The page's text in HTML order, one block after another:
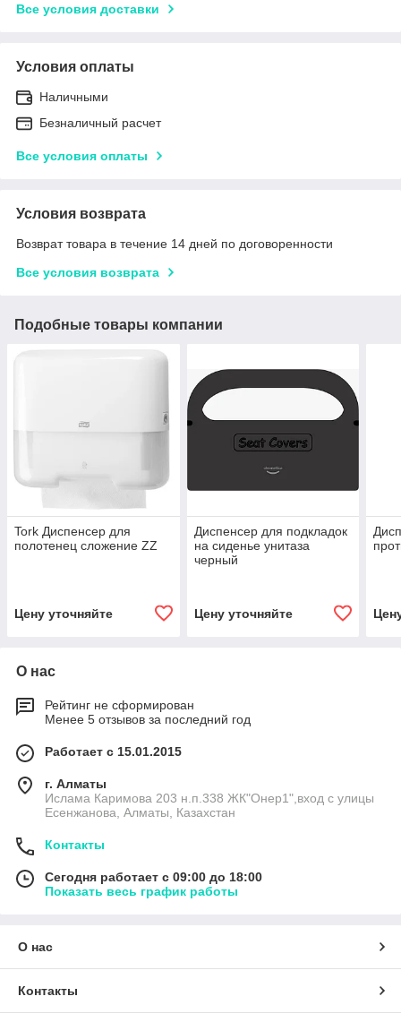
Все условия доставки
Условия оплаты
Наличными
Безналичный расчет
Все условия оплаты
Условия возврата
Возврат товара в течение 14 дней по договоренности
Все условия возврата
Подобные товары компании
Tork Диспенсер для
полотенец сложение ZZ
Цену уточняйте
Диспенсер для подкладок
на сиденье унитаза
черный
Цену уточняйте
О нас
Рейтинг не сформирован
Менее 5 отзывов за последний год
Работает с 15.01.2015
г. Алматы
Ислама Каримова 203 н.п.338 ЖК"Онер1",вход с улицы
Есенжанова, Алматы, Казахстан
Контакты
Сегодня работает с 09:00 до 18:00
Показать весь график работы
О нас
Контакты